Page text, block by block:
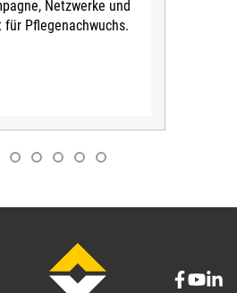
Netzwerke und
für Pflegenachwuchs.